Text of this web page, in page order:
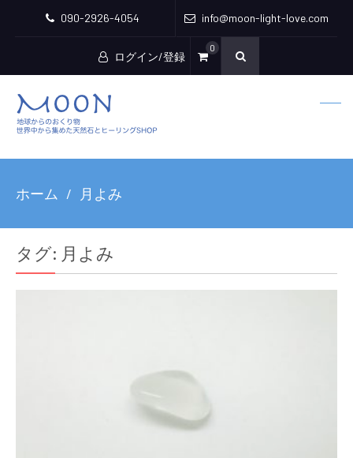
090-2926-4054 info@moon-light-love.com
ログイン/登録
0
ホーム 月よみ
タグ: 月よみ